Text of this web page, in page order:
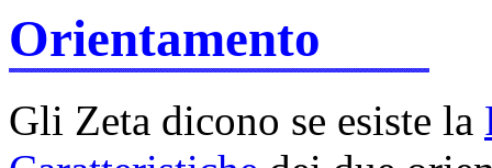
Orientamento
Gli Zeta dicono se esiste la